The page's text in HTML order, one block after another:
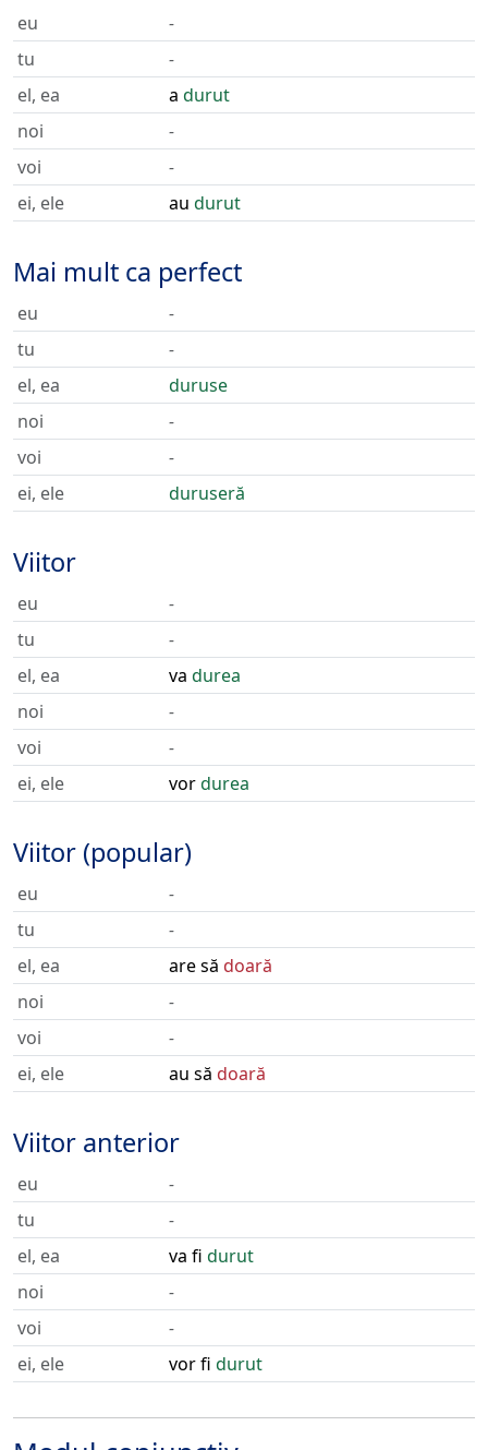
eu
-
tu
-
el, ea
a durut
noi
-
voi
-
ei, ele
au durut
Mai mult ca perfect
eu
-
tu
-
el, ea
duruse
noi
-
voi
-
ei, ele
duruseră
Viitor
eu
-
tu
-
el, ea
va durea
noi
-
voi
-
ei, ele
vordurea
Viitor (popular)
eu
-
tu
-
el, ea
are să doară
noi
-
voi
-
ei, ele
au să doară
Viitor anterior
eu
-
tu
-
el, ea
va fi durut
noi
-
voi
-
ei, ele
vor fi durut